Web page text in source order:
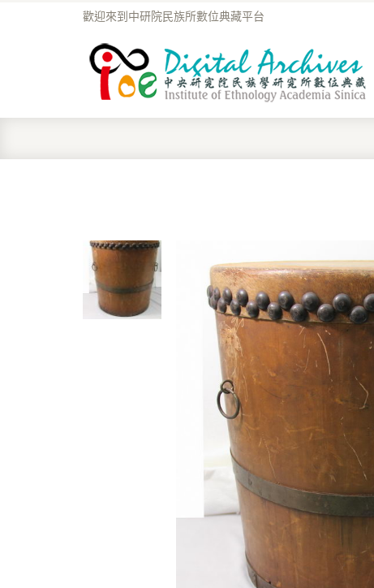
歡迎來到中研院民族所數位典藏平台